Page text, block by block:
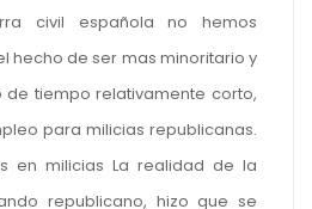
civil española no hemos
hecho de ser mas minoritario y
de tiempo relativamente corto,
para milicias republicanas.
en milicias La realidad de la
republicano, hizo que se